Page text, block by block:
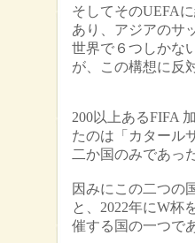
そしてそのUEFA
あり、アジアのサ
世界で６つしかな
が、この構想に反
200以上あるFIFA
たのは「カタール
二か国のみであっ
因みにこの二つの
と、2022年にW杯
催する国の一つで